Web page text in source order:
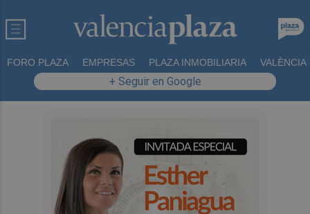
FORO PLAZA EMPRESAS PLAZA INMOBILIARIA VALÈNCIA
+ Seguir en Google